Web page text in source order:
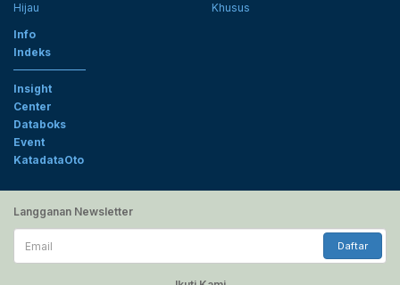
Hijau
Khusus
Info
Indeks
Insight
Center
Databoks
Event
KatadataOto
Langganan Newsletter
Email
Daftar